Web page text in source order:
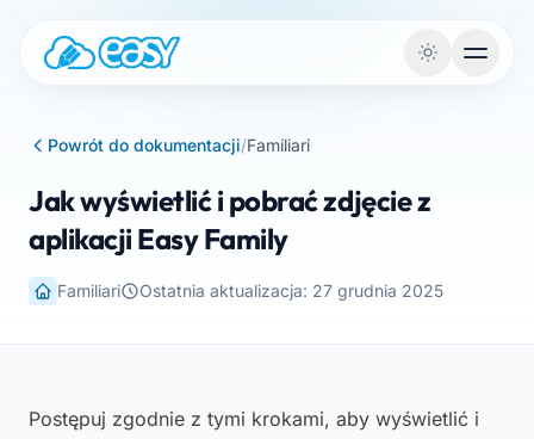
Powrót do dokumentacji/Familiari
Jak wyświetlić i pobrać zdjęcie z
aplikacji Easy Family
Familiari Ostatnia aktualizacja: 27 grudnia 2025
Postępuj zgodnie z tymi krokami, aby wyświetlić i